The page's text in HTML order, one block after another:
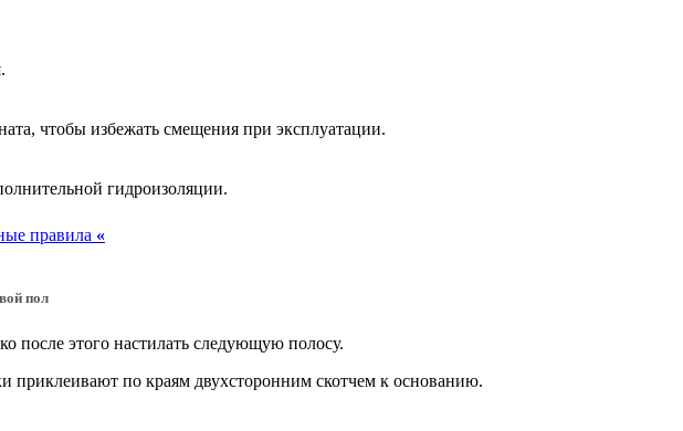
чтобы избежать смещения при эксплуатации.
гидроизоляции.
правила «
пол
после этого настилать следующую полосу.
приклеивают по краям двухсторонним скотчем к основанию.